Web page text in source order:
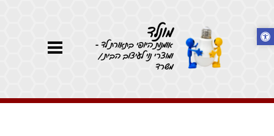
מונלד
אומנות היופי בתאורת לד -
ומוצרי נוי לעיצוב הבית /
משרד